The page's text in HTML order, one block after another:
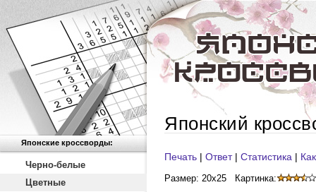
Японские кроссворды:
Черно-белые
Цветные
Японский
Печать | Ответ| Статистика |
Размер: 20x25 Картинка: